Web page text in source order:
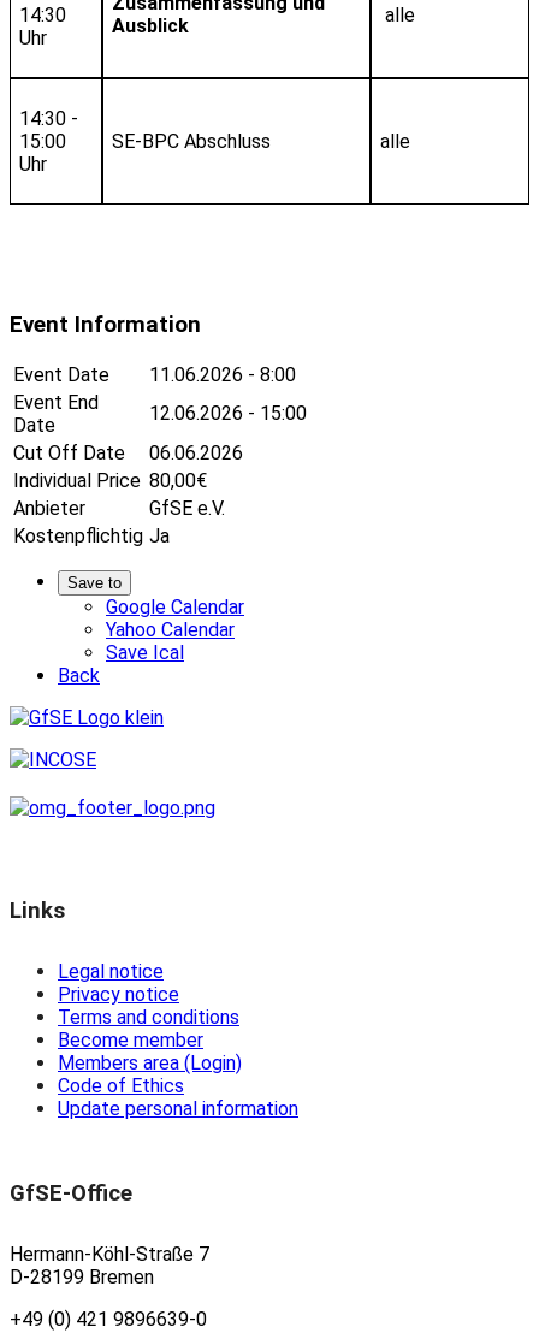
14:30
Uhr
Ausblick
alle
14:30 -
15:00
Uhr
SE-BPC Abschluss alle
Event Information
Event Date
11.06.2026 - 8:00
Event End
Date
12.06.2026 - 15:00
Cut Off Date
06.06.2026
Individual Price 80,00€
Anbieter
GfSE e.V.
Kostenpflichtig Ja
Save to
Google Calendar
Yahoo Calendar
Save Ical
Back
Links
Legal notice
Privacy notice
Terms and conditions
Become member
Members area (Login)
Code of Ethics
Update personal information
GfSE-Office
Hermann-Köhl-Straße 7
D-28199 Bremen
+49 (0) 421 9896639-0